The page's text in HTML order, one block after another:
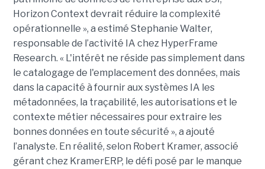
Horizon Context devrait réduire la complexité
opérationnelle », a estimé Stephanie Walter,
responsable de l’activité IA chez HyperFrame
Research. « L'intérêt ne réside pas simplement dans
le catalogage de l'emplacement des données, mais
dans la capacité à fournir aux systèmes IA les
métadonnées, la traçabilité, les autorisations et le
contexte métier nécessaires pour extraire les
bonnes données en toute sécurité », a ajouté
l’analyste. En réalité, selon Robert Kramer, associé
gérant chez KramerERP, le défi posé par le manque